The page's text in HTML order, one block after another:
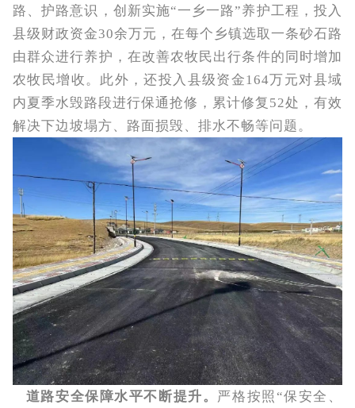
路、护路意识，创新实施“一乡一路”养护工程，投入
县级财政资金30余万元，在每个乡镇选取一条砂石路
由群众进行养护，在改善农牧民出行条件的同时增加
农牧民增收。此外，还投入县级资金164万元对县域
内夏季水毁路段进行保通抢修，累计修复52处，有效
解决下边坡塌方、路面损毁、排水不畅等问题。
道路安全保障水平不断提升。 严格按照“保安全、